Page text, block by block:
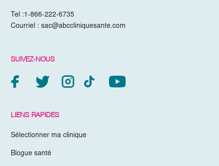
Tel :1-866-222-6735
Courriel :sac@abccliniquesante.com
SUIVEZ-NOUS
LIENS RAPIDES
Sélectionner ma clinique
Blogue santé